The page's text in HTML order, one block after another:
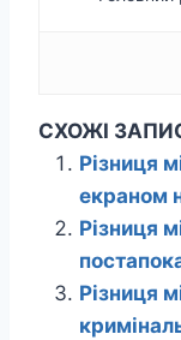
СХОЖІ
Різниця
екраном
Різниця
Різниця